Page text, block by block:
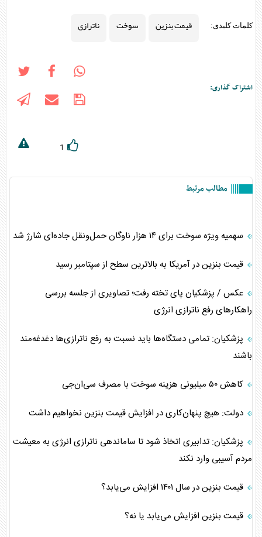
کلمات کلیدی: قیمت بنزین سوخت ناترازی
اشتراک گذاری:
1
مطالب مرتبط
سهمیه ویژه سوخت برای ۱۴ هزار ناوگان حمل‌ونقل جاده‌ای شارژ شد
قیمت بنزین در آمریکا به بالاترین سطح از سپتامبر رسید
عکس / پزشکیان پای تخته رفت؛ تصاویری از جلسه بررسی
راهکار‌های رفع ناترازی انرژی
پزشکیان: تمامی دستگاه‌ها باید نسبت به رفع ناترازی‌ها دغدغه‌مند
باشند
کاهش ۵۰ میلیونی هزینه سوخت با مصرف سی‌ان‌جی
دولت: هیچ پنهان‌کاری در افزایش قیمت بنزین نخواهیم داشت
پزشکیان: تدابیری اتخاذ شود تا ساماندهی ناترازی انرژی به معیشت
مردم آسیبی وارد نکند
قیمت بنزین در سال ۱۴۰۱ افزایش می‌یابد؟
قیمت بنزین افزایش می‌یابد یا نه؟